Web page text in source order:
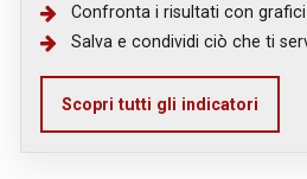
Confronta i risultati con
Salva e condividi ciò che ti
Scopri tutti gli indicatori